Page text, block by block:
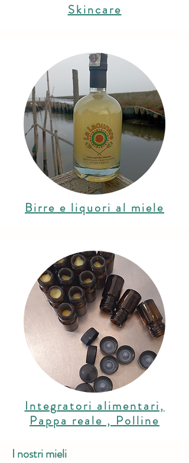
Skincare
Birre e liquori al miele
Integratori alimentari,
Pappa reale , Polline
I nostri mieli